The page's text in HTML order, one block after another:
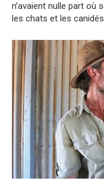
n’avaient nulle part où
les chats et les